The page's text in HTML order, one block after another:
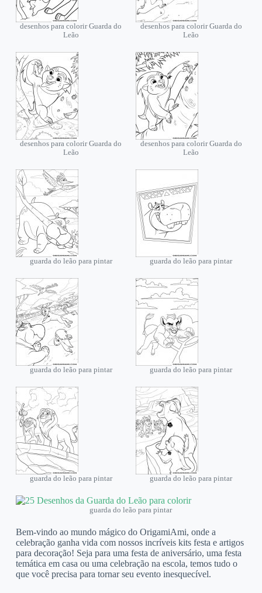
desenhos para colorir Guarda do
Leão
desenhos para colorir Guarda do
Leão
desenhos para colorir Guarda do
Leão
desenhos para colorir Guarda do
Leão
guarda do leão para pintar guarda do leão para pintar
guarda do leão para pintar guarda do leão para pintar
guarda do leão para pintar guarda do leão para pintar
guarda do leão para pintar
Bem-vindo ao mundo mágico do OrigamiAmi, onde a
celebração ganha vida com nossos incríveis kits festa e artigos
para decoração! Seja para uma festa de aniversário, uma festa
temática em casa ou uma celebração na escola, temos tudo o
que você precisa para tornar seu evento inesquecível.